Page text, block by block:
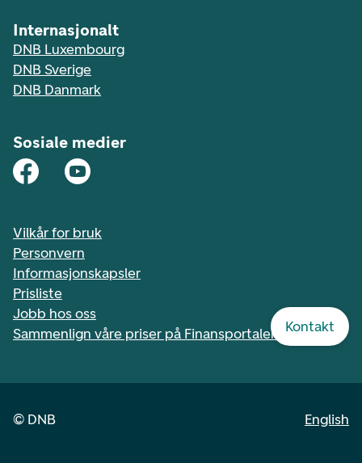
Kontakt
Internasjonalt
DNB Luxembourg
DNB Sverige
DNB Danmark
Sosiale medier
Vilkår for bruk
Personvern
Informasjonskapsler
Prisliste
Jobb hos oss
Sammenlign våre priser på Finansportalen.no
© DNB English